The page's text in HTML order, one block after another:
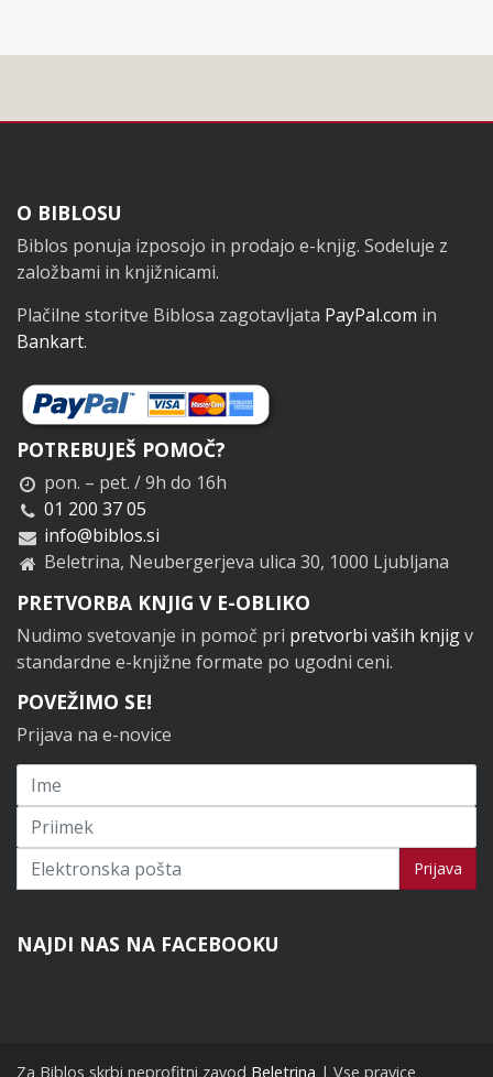
Noga
O BIBLOSU
Biblos ponuja izposojo in prodajo e-knjig. Sodeluje z
založbami in knjižnicami.
Plačilne storitve Biblosa zagotavljata PayPal.com in
Bankart.
POTREBUJEŠ POMOČ?
pon. – pet. / 9h do 16h
01 200 37 05
info@biblos.si
Beletrina, Neubergerjeva ulica 30, 1000 Ljubljana
PRETVORBA KNJIG V E-OBLIKO
Nudimo svetovanje in pomoč pri pretvorbi vaših knjigv
standardne e-knjižne formate po ugodni ceni.
POVEŽIMO SE!
Prijava na e-novice
Prijavi se na novice Prijava
NAJDI NAS NA FACEBOOKU
Za Biblos skrbi neprofitni zavod Beletrina | Vse pravice